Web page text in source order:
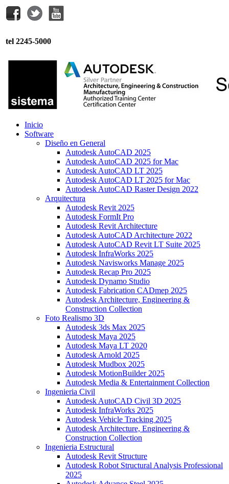
tel 2245-5000
Inicio
Software
Diseño en General
Autodesk AutoCAD 2025
Autodesk AutoCAD 2025 for Mac
Autodesk AutoCAD LT 2025
Autodesk AutoCAD LT 2025 for Mac
Autodesk AutoCAD Raster Design 2022
Arquitectura
Autodesk Revit 2025
Autodesk FormIt Pro
Autodesk Revit Architecture
Autodesk AutoCAD Architecture 2022
Autodesk AutoCAD Revit LT Suite 2025
Autodesk InfraWorks 2025
Autodesk Navisworks Manage 2025
Autodesk Recap Pro 2025
Autodesk Dynamo Studio
Autodesk Fabrication CADmep 2025
Autodesk Architecture, Engineering &
Construction Collection
Foto Realismo 3D
Autodesk 3ds Max 2025
Autodesk Maya 2025
Autodesk Maya LT 2020
Autodesk Arnold 2025
Autodesk Mudbox 2025
Autodesk MotionBuilder 2025
Autodesk Media & Entertainment Collection
Ingenieria Civil
Autodesk AutoCAD Civil 3D 2025
Autodesk InfraWorks 2025
Autodesk Vehicle Tracking 2025
Autodesk Architecture, Engineering &
Construction Collection
Ingenieria Estructural
Autodesk Revit Structure
Autodesk Robot Structural Analysis Professional
2025